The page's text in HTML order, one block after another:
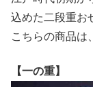
込めた二段重お
こちらの商品は
【一の重】